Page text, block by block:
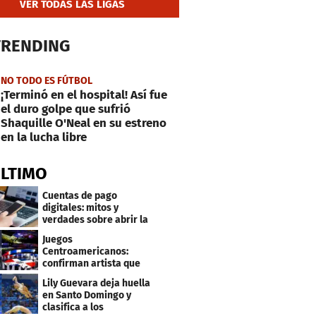
VER TODAS LAS LIGAS
NO TODO ES FÚTBOL
¡Terminó en el hospital! Así fue
el duro golpe que sufrió
Shaquille O'Neal en su estreno
en la lucha libre
Cuentas de pago
digitales: mitos y
verdades sobre abrir la
Juegos
Centroamericanos:
confirman artista que
cantará en la ceremonia
de clausura
Lily Guevara deja huella
en Santo Domingo y
clasifica a los